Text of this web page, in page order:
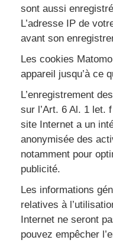
sont aussi
L’adresse IP de
avant son
Les cookies
appareil jusqu’à ce
L’enregistrement
sur l’Art. 6 Al. 1 let.
site Internet a un
anonymisée des
notamment pour
publicité.
Les informations
relatives à
Internet ne seront
pouvez empêcher